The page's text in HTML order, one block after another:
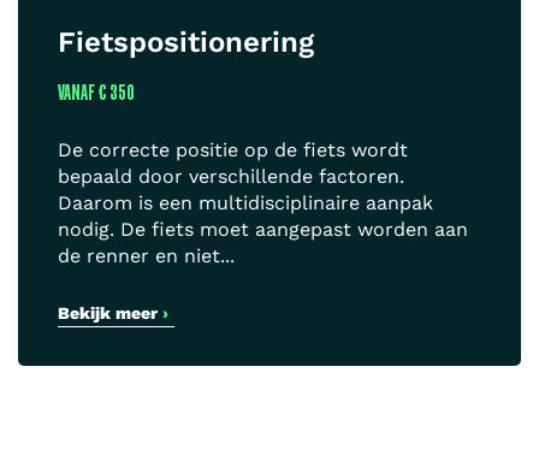
Fietspositionering
VANAF€ 350
De correcte positie op de fiets wordt
bepaald door verschillende factoren.
Daarom is een multidisciplinaire aanpak
nodig. De fiets moet aangepast worden aan
de renner en niet...
Bekijk meer ›